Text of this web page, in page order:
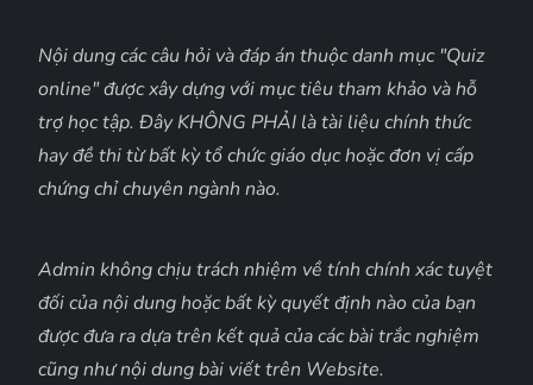
Nội dung các câu hỏi và đáp án thuộc danh mục "Quiz
online" được xây dựng với mục tiêu tham khảo và hỗ
trợ học tập. Đây KHÔNG PHẢI là tài liệu chính thức
hay đề thi từ bất kỳ tổ chức giáo dục hoặc đơn vị cấp
chứng chỉ chuyên ngành nào.
Admin không chịu trách nhiệm về tính chính xác tuyệt
đối của nội dung hoặc bất kỳ quyết định nào của bạn
được đưa ra dựa trên kết quả của các bài trắc nghiệm
cũng như nội dung bài viết trên Website.